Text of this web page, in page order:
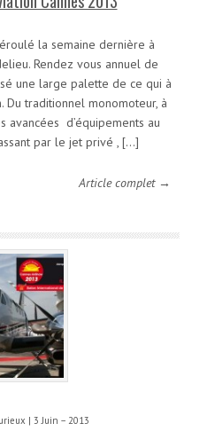
la semaine dernière à
Rendez vous annuel de
une large palette de ce qui à
Du traditionnel monomoteur, à
avancées d’équipements au
par le jet privé , […]
Article complet →
| 3 Juin – 2013